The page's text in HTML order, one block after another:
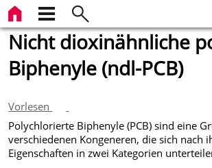
Nicht dioxinähnliche
Biphenyle (ndl-PCB)
Vorlesen
Polychlorierte Biphenyle (PCB) sind eine
verschiedenen Kongeneren, die sich nach
Eigenschaften in zwei Kategorien